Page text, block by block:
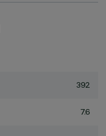
392
7.6